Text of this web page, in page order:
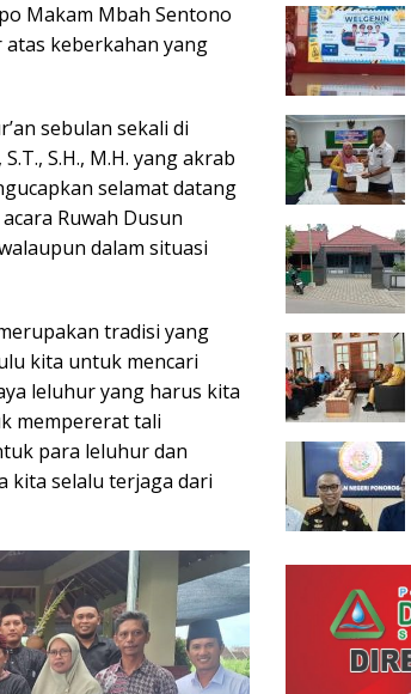
Makam Mbah Sentono
keberkahan yang
sebulan sekali di
S.H., M.H. yang akrab
selamat datang
Ruwah Dusun
dalam situasi
tradisi yang
kita untuk mencari
leluhur yang harus kita
mempererat tali
para leluhur dan
kita selalu terjaga dari